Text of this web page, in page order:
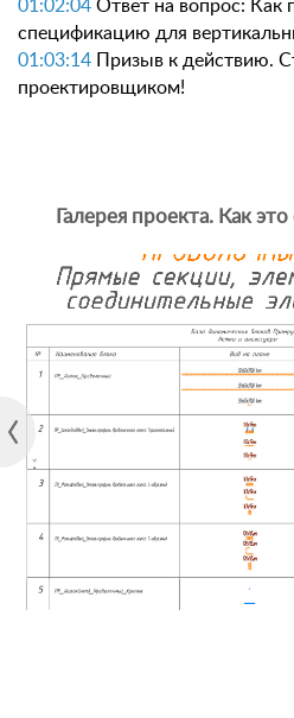
01:02:04 Ответ на вопрос: Как
спецификацию для
01:03:14 Призыв к действию.
проектировщиком!
Галерея проекта. Как